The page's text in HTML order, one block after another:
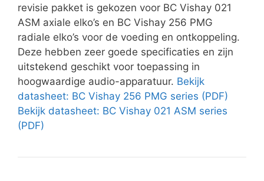
revisie pakket is gekozen voor BC Vishay 021
ASM axiale elko’s en BC Vishay 256 PMG
radiale elko’s voor de voeding en ontkoppeling.
Deze hebben zeer goede specificaties en zijn
uitstekend geschikt voor toepassing in
hoogwaardige audio-apparatuur. Bekijk
datasheet: BC Vishay 256 PMG series (PDF)
Bekijk datasheet: BC Vishay 021 ASM series
(PDF)